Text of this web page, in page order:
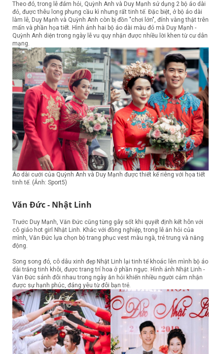
Theo đó, trong lễ đám hỏi, Quỳnh Anh và Duy Mạnh sử dụng 2 bộ áo dài
đỏ, được thêu long phụng cầu kì nhưng rất tinh tế. Đặc biệt, ở bộ áo dài
làm lễ, Duy Mạnh và Quỳnh Anh còn bị đồn "chơi lớn", đính vàng thật trên
mấn và phần họa tiết. Hình ảnh hai bộ áo dài màu đỏ mà Duy Mạnh -
Quỳnh Anh diện trong ngày lễ vu quy nhận được nhiều lời khen từ cư dân
mạng.
Áo dài cưới của Quỳnh Anh và Duy Mạnh được thiết kế riêng với họa tiết
tinh tế. (Ảnh: Sport5)
Văn Đức - Nhật Linh
Trước Duy Mạnh, Văn Đức cũng từng gây sốt khi quyết định kết hôn với
cô giáo hot girl Nhật Linh. Khác với đồng nghiệp, trong lễ ăn hỏi của
mình, Văn Đức lựa chọn bộ trang phục vest màu ngà, trẻ trung và năng
động.
Song song đó, cô dâu xinh đẹp Nhật Linh lại tinh tế khoác lên mình bộ áo
dài trắng tinh khôi, được trang trí hoa ở phần ngực. Hình ảnh Nhật Linh -
Văn Đức sánh đôi nhau trong ngày ăn hỏi khiến nhiều người cảm nhận
được sự hạnh phúc, đáng yêu từ đôi bạn trẻ.